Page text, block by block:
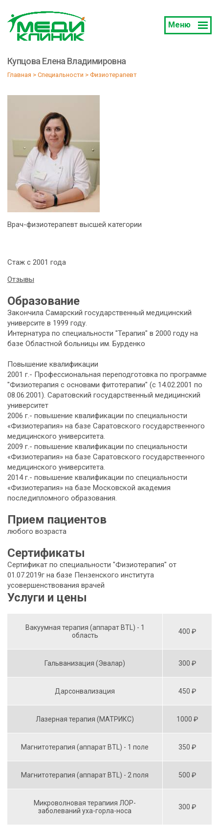
Меню
Купцова Елена Владимировна
Главная > Специальности > Физиотерапевт
Врач-физиотерапевт высшей категории
Стаж с 2001 года
Отзывы
Образование
Закончила Самарский государственный медицинский
университе в 1999 году.
Интернатура по специальности "Терапия" в 2000 году на
базе Областной больницы им. Бурденко
Повышение квалификации
2001 г.- Профессиональная переподготовка по программе
"Физиотерапия с основами фитотерапии" (с 14.02.2001 по
08.06.2001). Саратовский государственный медицинский
университет
2006 г.- повышение квалификации по специальности
«Физиотерапия» на базе Саратовского государственного
медицинского университета.
2009 г.- повышение квалификации по специальности
«Физиотерапия» на базе Саратовского государственного
медицинского университета.
2014 г.- повышение квалификации по специальности
«Физиотерапия» на базе Московской академия
последипломного образования.
Прием пациентов
любого возраста
Сертификаты
Сертификат по специальности "Физиотерапия" от
01.07.2019г на базе Пензенского института
усовершенствования врачей
Услуги и цены
Вакуумная терапия (аппарат BTL) - 1
область
400 ₽
Гальванизация (Эвалар) 300 ₽
Дарсонвализация 450 ₽
Лазерная терапия (МАТРИКС) 1000 ₽
Магнитотерапия (аппарат BTL) - 1 поле 350 ₽
Магнитотерапия (аппарат BTL) - 2 поля 500 ₽
Микроволновая терапиия ЛОР-
заболеваний уха-горла-носа
300 ₽